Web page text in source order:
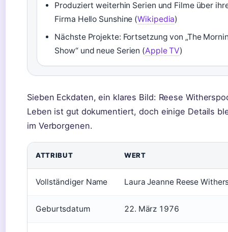
Produziert weiterhin Serien und Filme über
Firma Hello Sunshine (Wikipedia)
Nächste Projekte: Fortsetzung von „The
Show“ und neue Serien (Apple TV)
Sieben Eckdaten, ein klares Bild: Reese
Leben ist gut dokumentiert, doch einige Details
im Verborgenen.
ATTRIBUT WERT
Vollständiger Name Laura Jeanne Reese
Geburtsdatum 22. März 1976